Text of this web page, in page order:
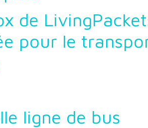
de
pour le
ligne de bus